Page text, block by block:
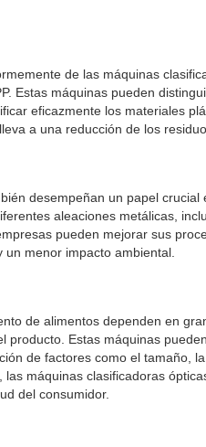
de las máquinas
Estas máquinas pueden
eficazmente los materiales
a una reducción de los
desempeñan un papel
aleaciones metálicas,
pueden mejorar sus
menor impacto ambiental.
de alimentos dependen en
producto. Estas máquinas
de factores como el tamaño,
máquinas clasificadoras
del consumidor.